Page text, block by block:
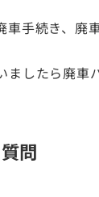
車手続き、廃
ましたら廃車
問